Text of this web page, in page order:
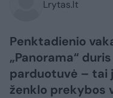
Lrytas.lt
Penktadienio
„Panorama“
parduotuvė – tai
ženklo prekybos